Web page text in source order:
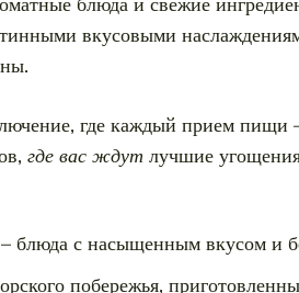
вкусовыми
где каждый прием пищи
где вас ждут лучшие
– блюда с насыщенным вкусом и
побережья,